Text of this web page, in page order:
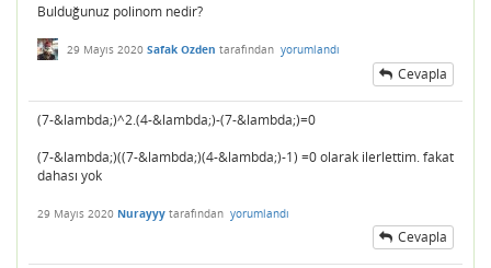
Bulduğunuz polinom nedir?
29 Mayıs 2020 Safak Ozden tarafından yorumlandı
Cevapla
(7-&lambda;)^2.(4-&lambda;)-(7-&lambda;)=0
(7-&lambda;)((7-&lambda;)(4-&lambda;)-1) =0 olarak ilerlettim. fakat
dahası yok
29 Mayıs 2020 Nurayyy tarafından yorumlandı
Cevapla